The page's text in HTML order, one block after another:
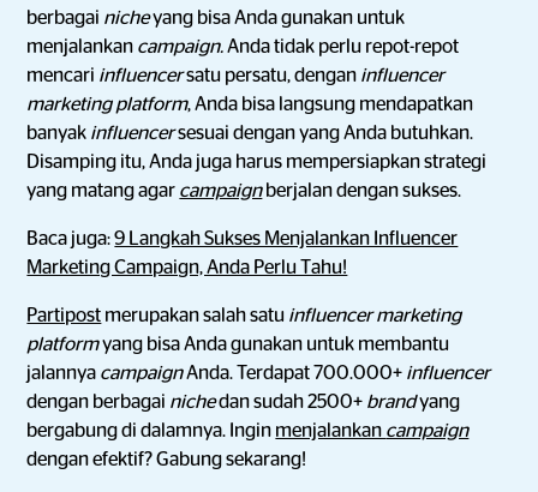
berbagai nicheyang bisa Anda gunakan untuk
menjalankan campaign.Anda tidak perlu repot-repot
mencari influencersatu persatu, dengan influencer
marketing platform, Anda bisa langsung mendapatkan
banyak influencersesuai dengan yang Anda butuhkan.
Disamping itu, Anda juga harus mempersiapkan strategi
yang matang agar campaignberjalan dengan sukses.
Baca juga:9 Langkah Sukses Menjalankan Influencer
Marketing Campaign, Anda Perlu Tahu!
Partipost merupakan salah satu influencer marketing
platformyang bisa Anda gunakan untuk membantu
jalannya campaignAnda. Terdapat 700.000+ influencer
dengan berbagai nichedan sudah 2500+ brandyang
bergabung di dalamnya. Ingin menjalankan campaign
dengan efektif? Gabung sekarang!